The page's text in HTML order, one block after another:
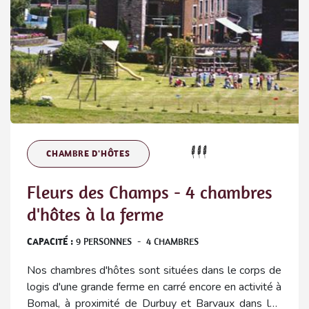
CHAMBRE D'HÔTES
Fleurs des Champs - 4 chambres
d'hôtes à la ferme
CAPACITÉ : 9 PERSONNES - 4 CHAMBRES
Nos chambres d'hôtes sont situées dans le corps de
logis d'une grande ferme en carré encore en activité à
Bomal, à proximité de Durbuy et Barvaux dans les